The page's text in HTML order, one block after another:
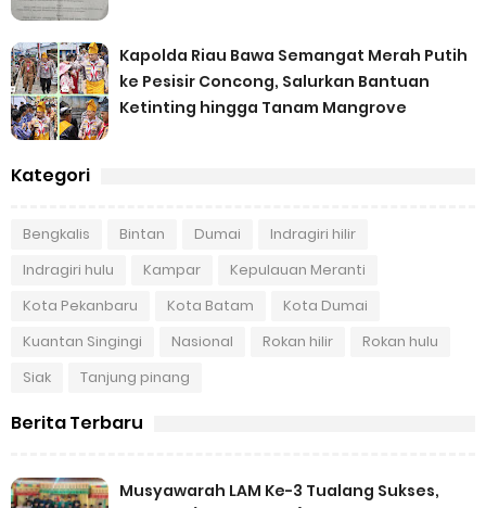
Kapolda Riau Bawa Semangat Merah Putih
ke Pesisir Concong, Salurkan Bantuan
Ketinting hingga Tanam Mangrove
Kategori
Bengkalis Bintan Dumai
Indragiri hilir
Indragiri hulu
Kampar
Kepulauan Meranti
Kota Pekanbaru
Kota Batam
Kota Dumai
Kuantan Singingi
Nasional Rokan hilir
Rokan hulu
Siak
Tanjung pinang
Berita Terbaru
Musyawarah LAM Ke-3 Tualang Sukses,